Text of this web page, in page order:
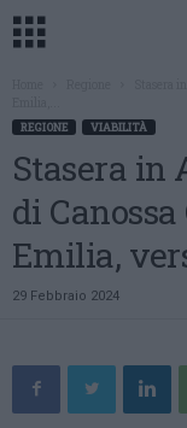
REGIONE VIABILITÀ
Stasera in
di
Emilia,
29 Febbraio 2024